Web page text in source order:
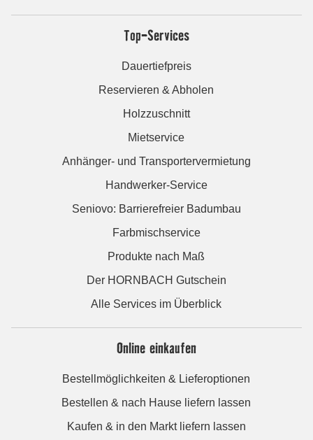
Top-Services
Dauertiefpreis
Reservieren & Abholen
Holzzuschnitt
Mietservice
Anhänger- und Transportervermietung
Handwerker-Service
Seniovo: Barrierefreier Badumbau
Farbmischservice
Produkte nach Maß
Der HORNBACH Gutschein
Alle Services im Überblick
Online einkaufen
Bestellmöglichkeiten & Lieferoptionen
Bestellen & nach Hause liefern lassen
Kaufen & in den Markt liefern lassen